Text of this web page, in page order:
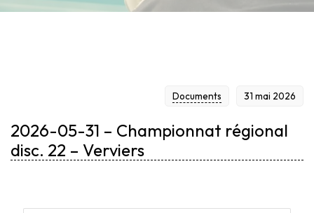
31 mai 2026
Documents
2026-05-31 – Championnat régional
disc. 22 – Verviers